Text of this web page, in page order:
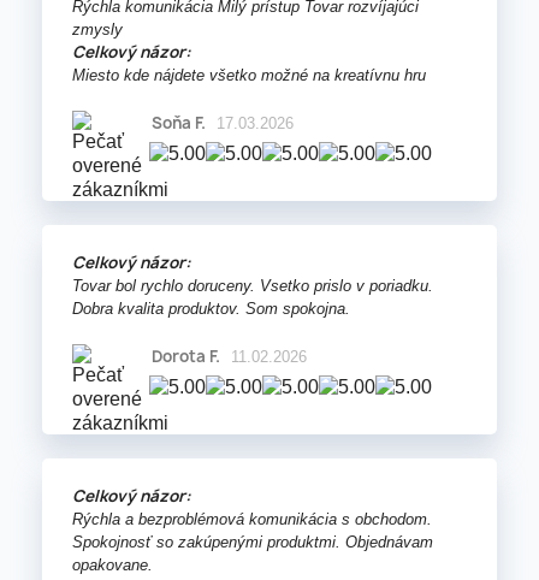
Rýchla komunikácia Milý prístup Tovar rozvíjajúci
zmysly
Celkový názor:
Miesto kde nájdete všetko možné na kreatívnu hru
Soňa F. 17.03.2026
Celkový názor:
Tovar bol rychlo doruceny. Vsetko prislo v poriadku.
Dobra kvalita produktov. Som spokojna.
Dorota F. 11.02.2026
Celkový názor:
Rýchla a bezproblémová komunikácia s obchodom.
Spokojnosť so zakúpenými produktmi. Objednávam
opakovane.